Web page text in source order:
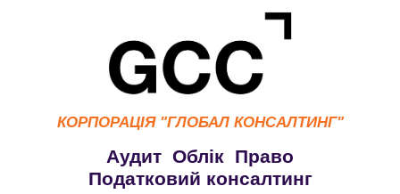
КОРПОРАЦІЯ "ГЛОБАЛ КОНСАЛТИНГ"
Аудит Облік Право
Податковий консалтинг